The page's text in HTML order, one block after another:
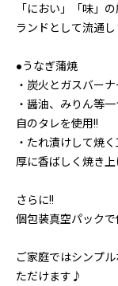
「におい」「味」
ランドとして流通し
●うなぎ蒲焼
・炭火とガスバー
・醤油、みりん等
自のタレを使用!!
・たれ漬けして焼
厚に香ばしく焼き上
さらに!!
個包装真空パックで
ご家庭ではシンプ
ただけます♪